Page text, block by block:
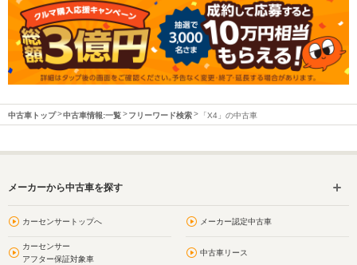
中古車トップ 中古車情報:一覧 フリーワード検索 「X4」の中古車
メーカーから中古車を探す
カーセンサートップへ メーカー認定中古車
カーセンサー
アフター保証対象車
中古車リース